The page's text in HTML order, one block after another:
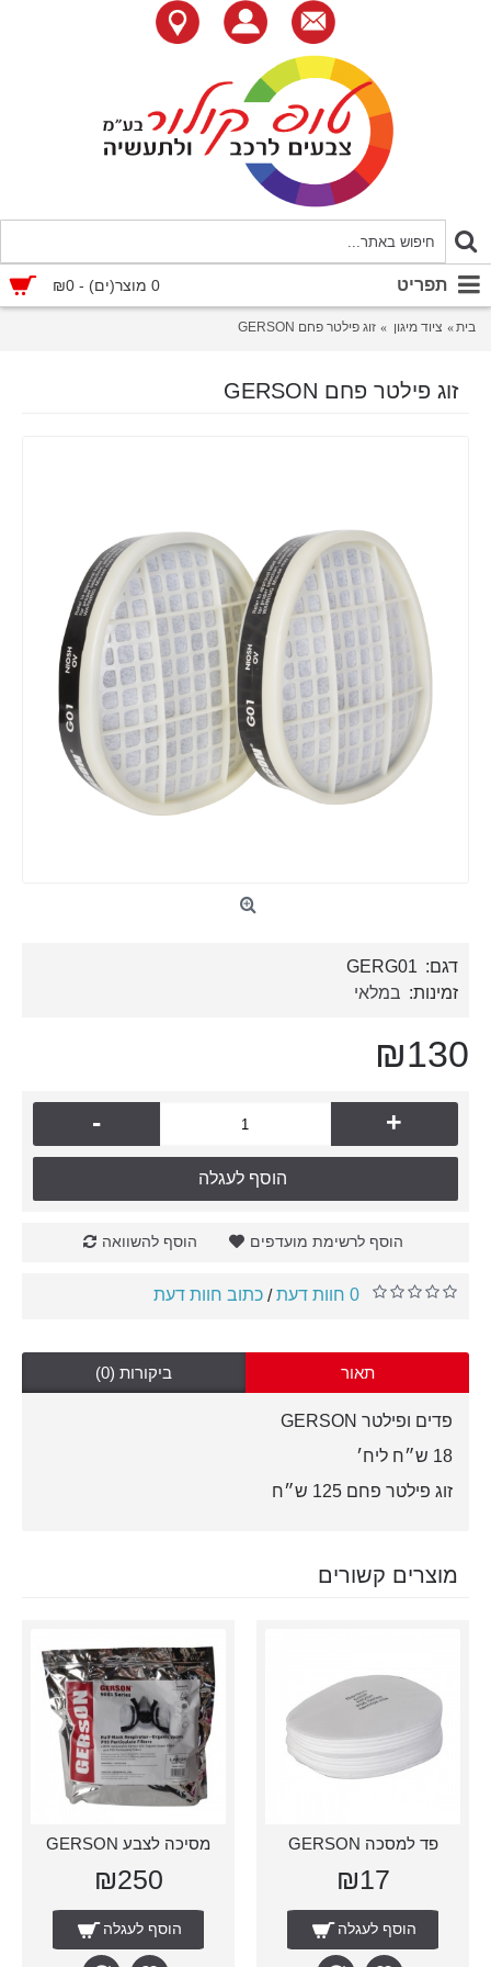
0 מוצר(ים) - ₪0 תפריט
בית ציוד מיגון זוג פילטר פחם GERSON
זוג פילטר פחם GERSON
דגם: GERG01
זמינות: במלאי
₪130
- +
הוסף לעגלה
הוסף לרשימת מועדפים הוסף להשוואה
0 חוות דעת / כתוב חוות דעת
תאור ביקורות (0)
פדים ופילטר GERSON
18 ש״ח ליח׳
זוג פילטר פחם 125 ש״ח
מוצרים קשורים
פד למסכה GERSON
₪17
הוסף לעגלה
מסיכה לצבע GERSON
₪250
הוסף לעגלה